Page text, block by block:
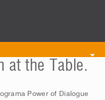
at the Table.
Power of Dialogue